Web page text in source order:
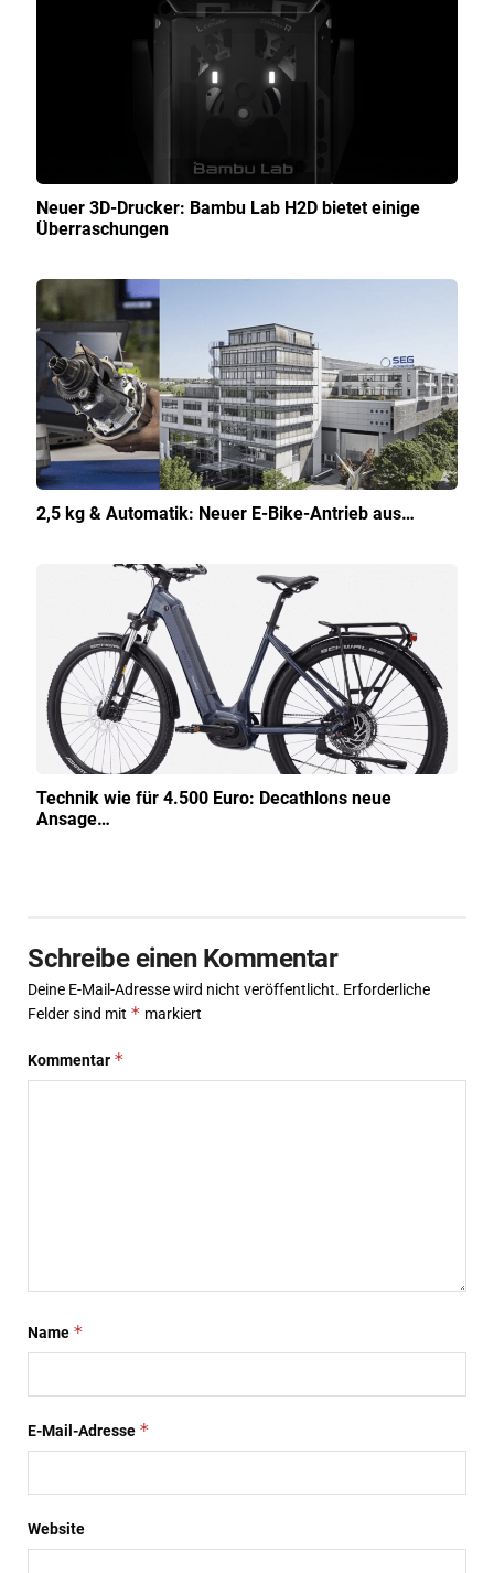
Neuer 3D-Drucker: Bambu Lab H2D bietet einige
Überraschungen
2,5 kg & Automatik: Neuer E-Bike-Antrieb aus…
Technik wie für 4.500 Euro: Decathlons neue
Ansage…
Schreibe einen Kommentar
Deine E-Mail-Adresse wird nicht veröffentlicht. Erforderliche
Felder sind mit * markiert
Kommentar *
Name *
E-Mail-Adresse *
Website